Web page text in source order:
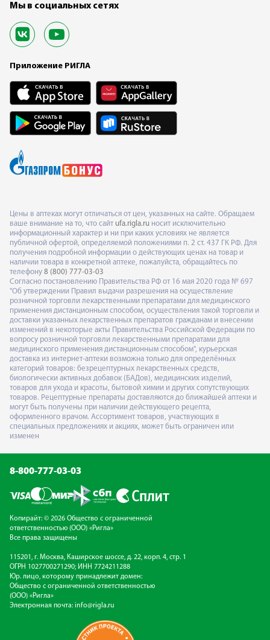
Мы в социальных сетях
Приложение РИГЛА
Цены в аптеках могут отличаться от цен, указанных на сайте. Обращаем
ваше внимание на то, что сайт ufa.rigla.ru носит исключительно
информационный характер и ни при каких условиях не является
публичной офертой, определяемой положениями п. 2 ст. 437 ГК РФ. Для
получения подробной информации о действующих ценах на товар и
наличии товара в конкретной аптеке, пожалуйста, обращайтесь по
телефону 8 (800) 777-03-03
Согласно постановлению Правительства РФ от 16 мая 2020 года № 697
"Об утверждении Правил выдачи разрешения на осуществление
розничной торговли лекарственными препаратами для медицинского
применения дистанционным способом, осуществления такой торговли и
доставки указанных лекарственных препаратов гражданам и внесении
изменений в некоторые акты Правительства Российской Федерации по
вопросу розничной торговли лекарственными препаратами для
медицинского применения дистанционным способом", курьерская
доставка из интернет-аптеки возможна только для определённых
категорий товаров: безрецептурных лекарственных средств,
биологически активных добавок (БАДов), медицинских изделий,
товаров для ухода и красоты, бытовой химии и других сопутствующих
товаров. Рецептурные препараты доставляются до ближайшей аптеки и
могут быть получены при наличии действующего рецепта,
оформленного врачом. Ассортимент товаров, участвующих в
специальных предложениях и акциях, может быть ограничен или
изменен
8-800-777-03-03
Копирайт: © 2026 Общество с ограниченной
ответственностью (ООО) «Ригла»
Все права защищены
115201, г. Москва, Каширское шоссе, д. 22, корп. 4, стр. 1
ОГРН 1027700271290; ИНН 7724211288
Юр. лицо, которому принадлежит домен:
Общество с ограниченной ответственностью
(ООО) «Ригла»
Электронная почта: info@rigla.ru